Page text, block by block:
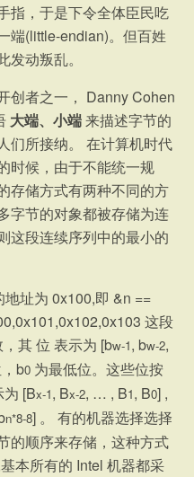
指，于是下令全体臣民吃
端(little-endian)。但百姓
动叛乱。
创者之一， Danny Cohen
大端、小端来描述字节的
们所接纳。 在计算机时代
时候，由于不能统一规
存储方式有两种不同的方
字节的对象都被存储为连
这段连续序列中的最小的
址为 0x100,即 &n ==
这段
其 位 表示为 [bw-1, bw-2,
b0 为最低位。这些位按
[Bx-1, Bx-2, … , B1, B0] ,
n*8-8] 。 有的机器选择选择
的顺序来存储，这种方式
本所有的 Intel 机器都采